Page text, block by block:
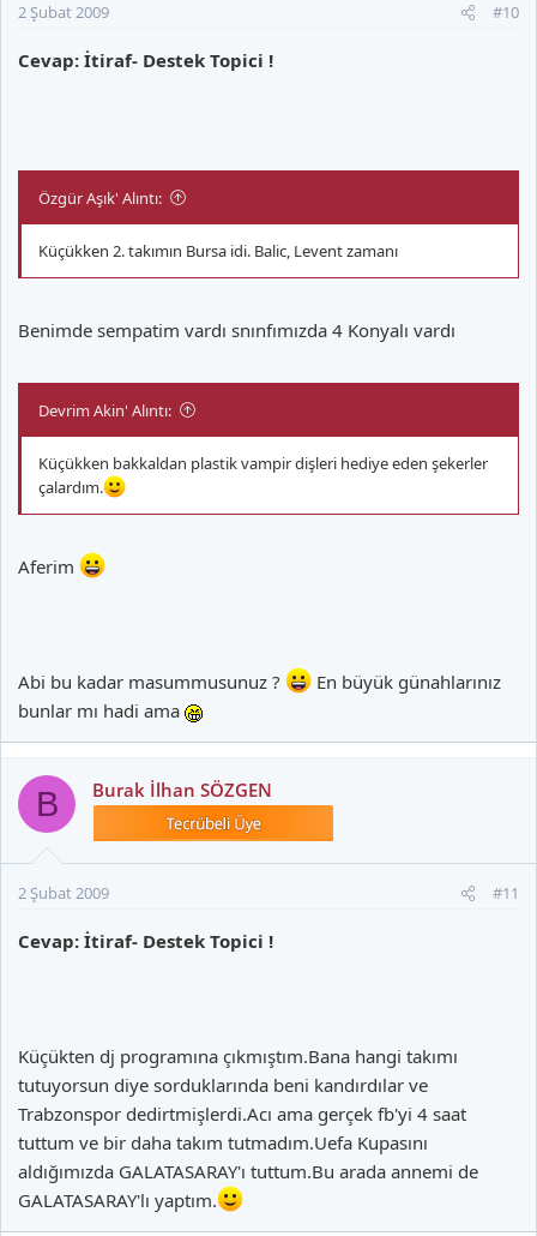
2 Şubat 2009 #10
Cevap: İtiraf- Destek Topici !
Özgür Aşık' Alıntı:
Küçükken 2. takımın Bursa idi. Balic, Levent zamanı
Benimde sempatim vardı snınfımızda 4 Konyalı vardı
Devrim Akin' Alıntı:
Küçükken bakkaldan plastik vampir dişleri hediye eden şekerler
çalardım.
Aferim
Abi bu kadar masummusunuz ?
En büyük günahlarınız
bunlar mı hadi ama
B Burak İlhan SÖZGEN
2 Şubat 2009 #11
Cevap: İtiraf- Destek Topici !
Küçükten dj programına çıkmıştım.Bana hangi takımı
tutuyorsun diye sorduklarında beni kandırdılar ve
Trabzonspor dedirtmişlerdi.Acı ama gerçek fb'yi 4 saat
tuttum ve bir daha takım tutmadım.Uefa Kupasını
aldığımızda GALATASARAY'ı tuttum.Bu arada annemi de
GALATASARAY'lı yaptım.